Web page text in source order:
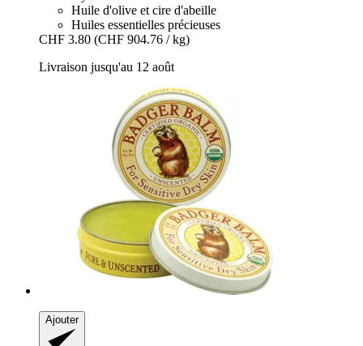
Huile d'olive et cire d'abeille
Huiles essentielles précieuses
CHF 3.80 (CHF 904.76 / kg)
Livraison jusqu'au 12 août
Ajouter